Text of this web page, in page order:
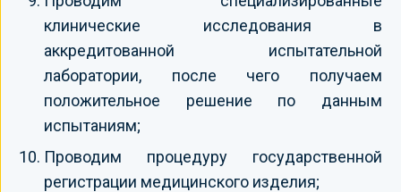
клинические исследования в
аккредитованной испытательной
лаборатории, после чего получаем
положительное решение по данным
испытаниям;
Проводим процедуру государственной
регистрации медицинского изделия;